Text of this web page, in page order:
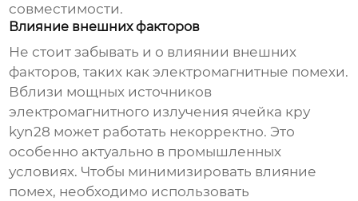
совместимости.
Влияние внешних факторов
Не стоит забывать и о влиянии внешних
факторов, таких как электромагнитные помехи.
Вблизи мощных источников
электромагнитного излучения ячейка кру
kyn28 может работать некорректно. Это
особенно актуально в промышленных
условиях. Чтобы минимизировать влияние
помех, необходимо использовать